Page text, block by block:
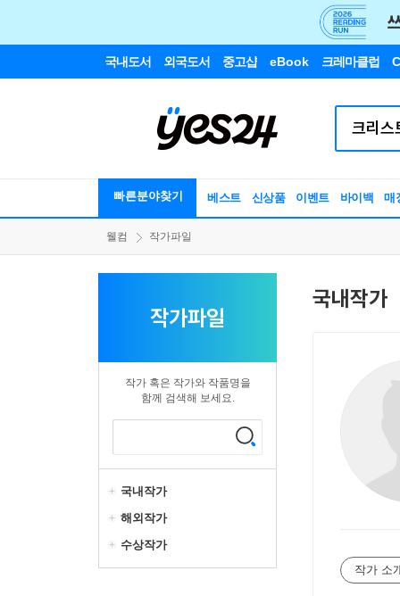
국내도서 외국도서 중고샵 eBook 크레마클럽
빠른분야찾기 베스트 신상품 이벤트 바이백 매
웰컴 작가파일
작가파일
작가 혹은 작가와 작품명을
함께 검색해 보세요.
국내작가
해외작가
수상작가
국내작가
작가 소